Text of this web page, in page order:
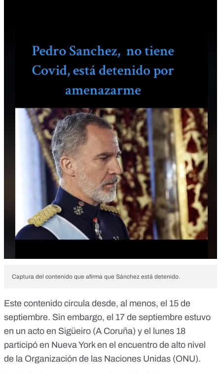
Captura del contenido que afirma que Sánchez está detenido.
Este contenido circula desde, al menos, el 15 de
septiembre. Sin embargo, el 17 de septiembre estuvo
en un acto en Sigüeiro (A Coruña) y el lunes 18
participó en Nueva York en el encuentro de alto nivel
de la Organización de las Naciones Unidas (ONU).